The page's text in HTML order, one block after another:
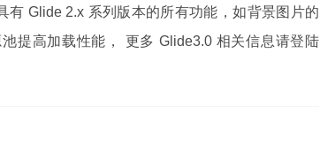
Glide 2.x 系列版本的所有功能，如背景图片的
提高加载性能， 更多 Glide3.0 相关信息请登陆